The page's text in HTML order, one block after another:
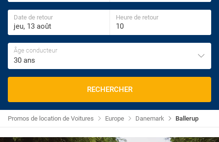
Date de retour Heure de retour
Âge conducteur
30 ans
RECHERCHER
Ballerup
Danemark
Europe
Promos de location de Voitures